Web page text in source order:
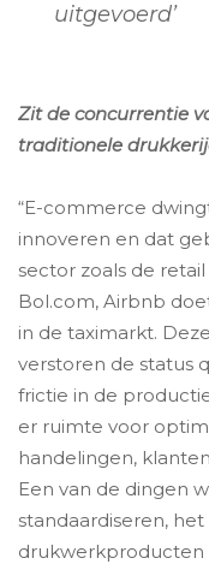
uitgevoerd’
Zit de concurrentie
traditionele
“E-commerce
innoveren en dat
sector zoals de
Bol.com, Airbnb
in de taximarkt.
verstoren de status
frictie in de
er ruimte voor
handelingen,
Een van de dingen
standaardiseren,